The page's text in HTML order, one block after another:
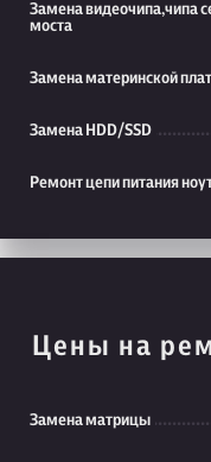
Замена видеочипа,чипа
моста
Замена материнской
Замена HDD/SSD
Ремонт цепи питания
Цены на
Замена матрицы